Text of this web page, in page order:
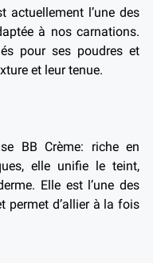
actuellement l’une des
à nos carnations.
pour ses poudres et
et leur tenue.
BB Crème: riche en
elle unifie le teint,
Elle est l’une des
permet d’allier à la fois